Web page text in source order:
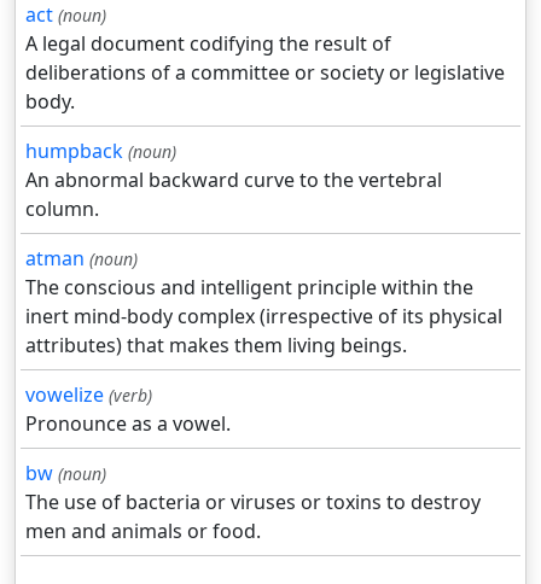
act (noun)
A legal document codifying the result of
deliberations of a committee or society or legislative
body.
humpback (noun)
An abnormal backward curve to the vertebral
column.
atman (noun)
The conscious and intelligent principle within the
inert mind-body complex (irrespective of its physical
attributes) that makes them living beings.
vowelize (verb)
Pronounce as a vowel.
bw (noun)
The use of bacteria or viruses or toxins to destroy
men and animals or food.